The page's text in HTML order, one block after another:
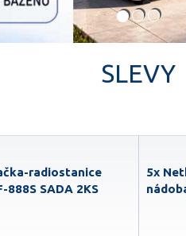
SLEVY
radiostanice
888S SADA 2KS
5x